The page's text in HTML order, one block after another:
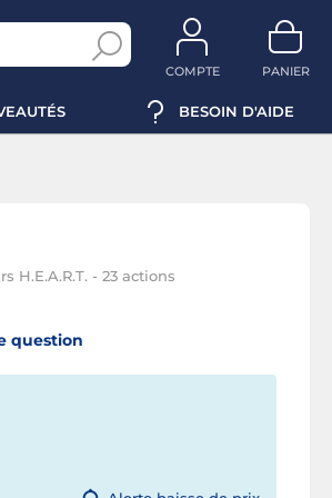
COMPTE PANIER
BESOIN D'AIDE
H.E.A.R.T. - 23 actions
question